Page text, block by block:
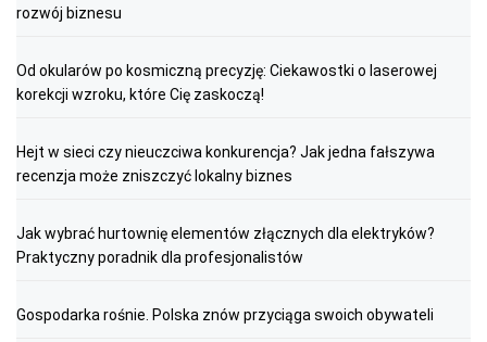
rozwój biznesu
Od okularów po kosmiczną precyzję: Ciekawostki o laserowej
korekcji wzroku, które Cię zaskoczą!
Hejt w sieci czy nieuczciwa konkurencja? Jak jedna fałszywa
recenzja może zniszczyć lokalny biznes
Jak wybrać hurtownię elementów złącznych dla elektryków?
Praktyczny poradnik dla profesjonalistów
Gospodarka rośnie. Polska znów przyciąga swoich obywateli